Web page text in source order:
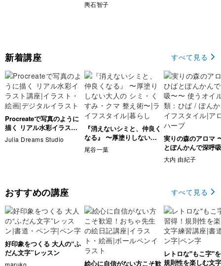
輿石智子
新着講座 すべて見る
Procreateで写真のように
描く リアル水彩イラスト
講座
Julia Dreams Studio
『消えないシミと、仲良く
なる』 〜厚塗りしない大
人の シミ・くすみ・クマ
整え術〜
尾谷一葉
実りの森のアロマ
とぽんかんで深呼
使うオイルの種類
ぽんかん
大内 由紀子
おすすめの講座 すべて見る
好印象をつくる 大人の“ふ
だん文字”レッスン
maruko
絵心に自信がない方こそ歓
レトロな"もこ字"
規則性を楽しむ文